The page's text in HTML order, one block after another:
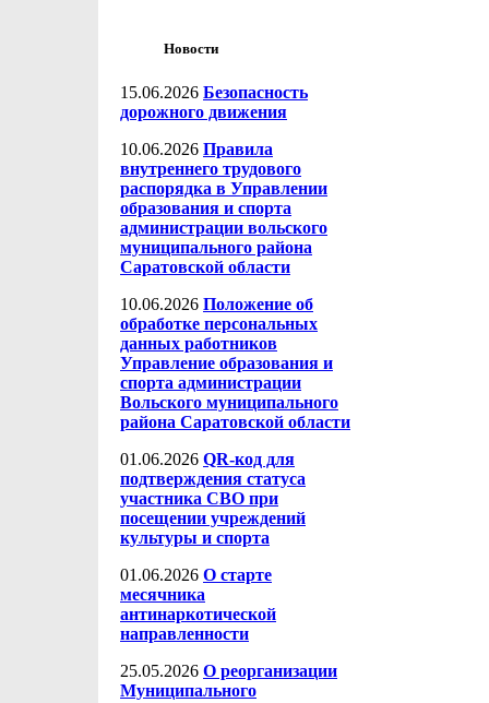
Новости
15.06.2026 Безопасность
дорожного движения
10.06.2026 Правила
внутреннего трудового
распорядка в Управлении
образования и спорта
администрации вольского
муниципального района
Саратовской области
10.06.2026 Положение об
обработке персональных
данных работников
Управление образования и
спорта администрации
Вольского муниципального
района Саратовской области
01.06.2026 QR-код для
подтверждения статуса
участника СВО при
посещении учреждений
культуры и спорта
01.06.2026 О старте
месячника
антинаркотической
направленности
25.05.2026 О реорганизации
Муниципального